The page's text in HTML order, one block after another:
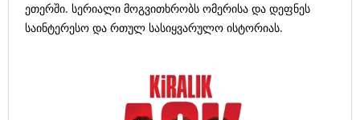
ეთერში. სერიალი მოგვითხრობს ომერისა და დეფნეს
საინტერესო და რთულ სასიყვარულო ისტორიას.